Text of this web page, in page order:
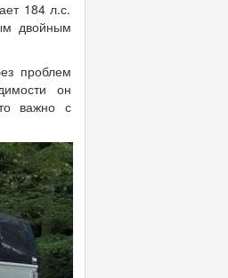
184 л.с.
двойным
проблем
он
важно с